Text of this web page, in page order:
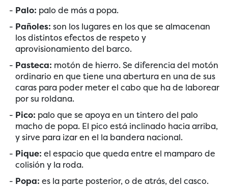
Palo: palo de más a popa.
Pañoles: son los lugares en los que se almacenan
los distintos efectos de respeto y
aprovisionamiento del barco.
Pasteca: motón de hierro. Se diferencia del motón
ordinario en que tiene una abertura en una de sus
caras para poder meter el cabo que ha de laborear
por su roldana.
Pico: palo que se apoya en un tintero del palo
macho de popa. El pico está inclinado hacia arriba,
y sirve para izar en el la bandera nacional.
Pique: el espacio que queda entre el mamparo de
colisión y la roda.
Popa: es la parte posterior, o de atrás, del casco.